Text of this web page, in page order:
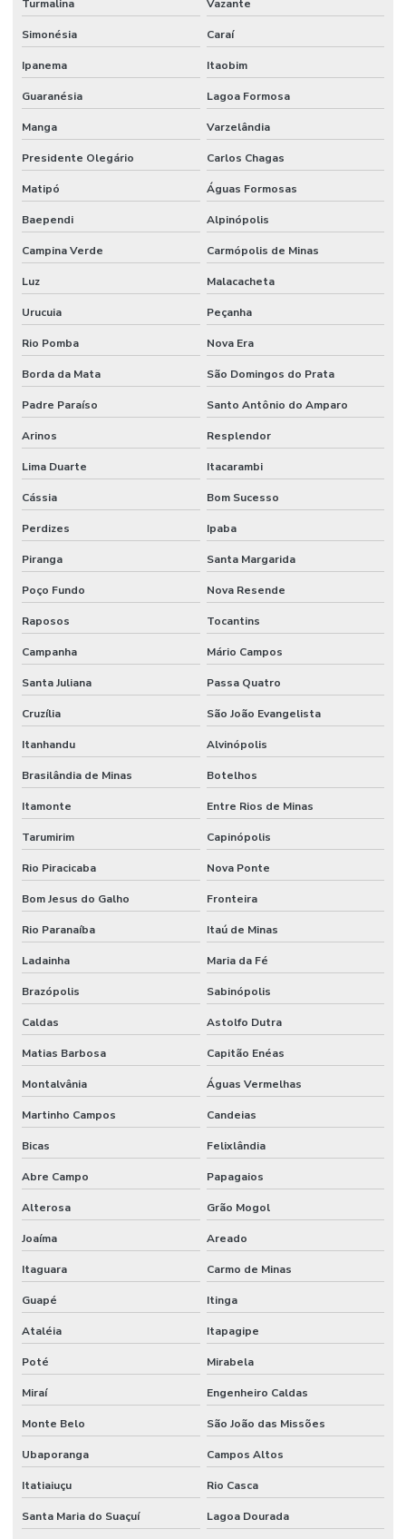
Turmalina Vazante
Simonésia Caraí
Ipanema Itaobim
Guaranésia Lagoa Formosa
Manga Varzelândia
Presidente Olegário Carlos Chagas
Matipó Águas Formosas
Baependi Alpinópolis
Campina Verde Carmópolis de Minas
Luz Malacacheta
Urucuia Peçanha
Rio Pomba Nova Era
Borda da Mata São Domingos do Prata
Padre Paraíso Santo Antônio do Amparo
Arinos Resplendor
Lima Duarte Itacarambi
Cássia Bom Sucesso
Perdizes Ipaba
Piranga Santa Margarida
Poço Fundo Nova Resende
Raposos Tocantins
Campanha Mário Campos
Santa Juliana Passa Quatro
Cruzília São João Evangelista
Itanhandu Alvinópolis
Brasilândia de Minas Botelhos
Itamonte Entre Rios de Minas
Tarumirim Capinópolis
Rio Piracicaba Nova Ponte
Bom Jesus do Galho Fronteira
Rio Paranaíba Itaú de Minas
Ladainha Maria da Fé
Brazópolis Sabinópolis
Caldas Astolfo Dutra
Matias Barbosa Capitão Enéas
Montalvânia Águas Vermelhas
Martinho Campos Candeias
Bicas Felixlândia
Abre Campo Papagaios
Alterosa Grão Mogol
Joaíma Areado
Itaguara Carmo de Minas
Guapé Itinga
Ataléia Itapagipe
Poté Mirabela
Miraí Engenheiro Caldas
Monte Belo São João das Missões
Ubaporanga Campos Altos
Itatiaiuçu Rio Casca
Santa Maria do Suaçuí Lagoa Dourada